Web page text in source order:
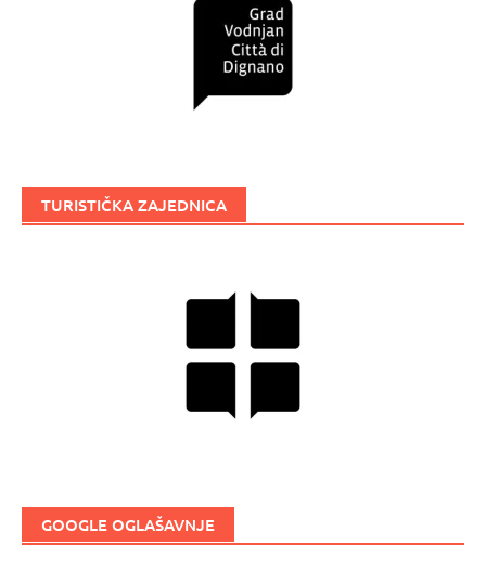
TURISTIČKA ZAJEDNICA
GOOGLE OGLAŠAVNJE